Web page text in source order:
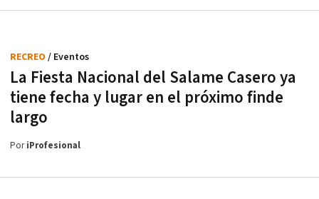
La Fiesta Nacional del Salame Casero ya
tiene fecha y lugar en el próximo finde
largo
RECREO / Eventos
PoriProfesional